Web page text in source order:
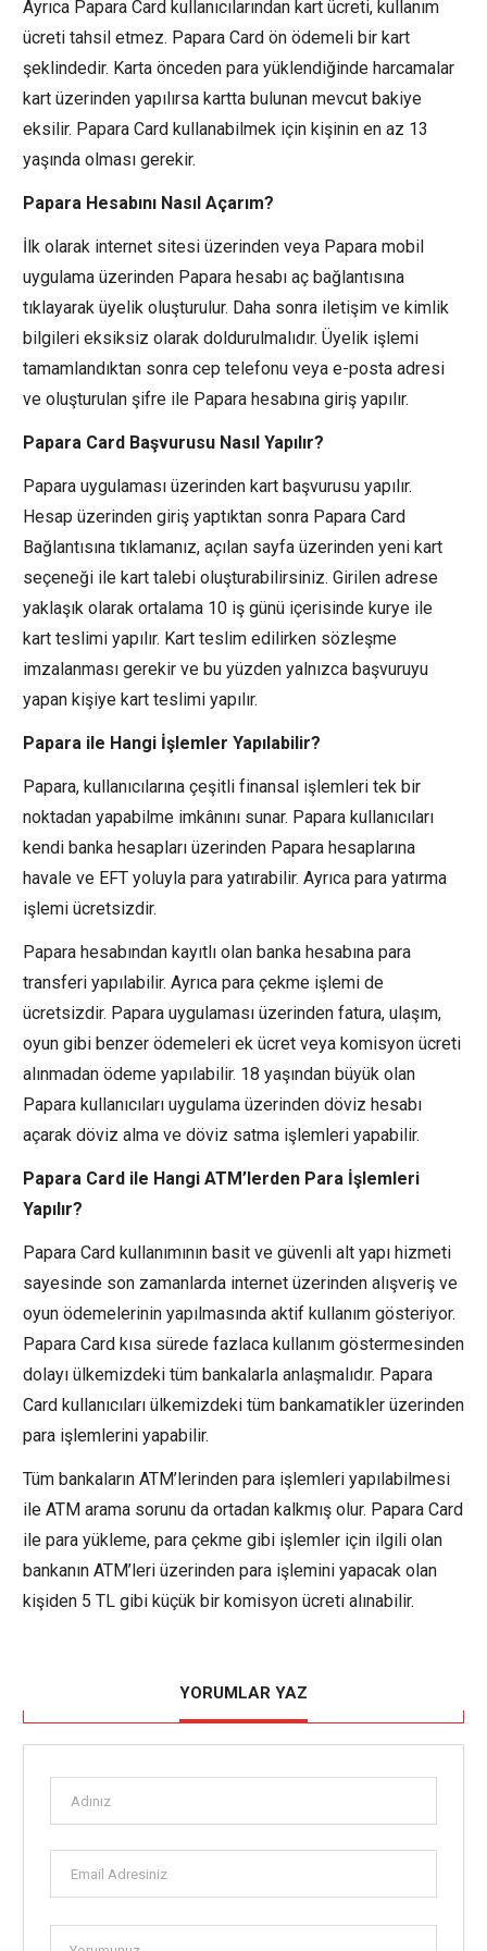
Ayrıca Papara Card kullanıcılarından kart ücreti, kullanım
ücreti tahsil etmez. Papara Card ön ödemeli bir kart
şeklindedir. Karta önceden para yüklendiğinde harcamalar
kart üzerinden yapılırsa kartta bulunan mevcut bakiye
eksilir. Papara Card kullanabilmek için kişinin en az 13
yaşında olması gerekir.
Papara Hesabını Nasıl Açarım?
İlk olarak internet sitesi üzerinden veya Papara mobil
uygulama üzerinden Papara hesabı aç bağlantısına
tıklayarak üyelik oluşturulur. Daha sonra iletişim ve kimlik
bilgileri eksiksiz olarak doldurulmalıdır. Üyelik işlemi
tamamlandıktan sonra cep telefonu veya e-posta adresi
ve oluşturulan şifre ile Papara hesabına giriş yapılır.
Papara Card Başvurusu Nasıl Yapılır?
Papara uygulaması üzerinden kart başvurusu yapılır.
Hesap üzerinden giriş yaptıktan sonra Papara Card
Bağlantısına tıklamanız, açılan sayfa üzerinden yeni kart
seçeneği ile kart talebi oluşturabilirsiniz. Girilen adrese
yaklaşık olarak ortalama 10 iş günü içerisinde kurye ile
kart teslimi yapılır. Kart teslim edilirken sözleşme
imzalanması gerekir ve bu yüzden yalnızca başvuruyu
yapan kişiye kart teslimi yapılır.
Papara ile Hangi İşlemler Yapılabilir?
Papara, kullanıcılarına çeşitli finansal işlemleri tek bir
noktadan yapabilme imkânını sunar. Papara kullanıcıları
kendi banka hesapları üzerinden Papara hesaplarına
havale ve EFT yoluyla para yatırabilir. Ayrıca para yatırma
işlemi ücretsizdir.
Papara hesabından kayıtlı olan banka hesabına para
transferi yapılabilir. Ayrıca para çekme işlemi de
ücretsizdir. Papara uygulaması üzerinden fatura, ulaşım,
oyun gibi benzer ödemeleri ek ücret veya komisyon ücreti
alınmadan ödeme yapılabilir. 18 yaşından büyük olan
Papara kullanıcıları uygulama üzerinden döviz hesabı
açarak döviz alma ve döviz satma işlemleri yapabilir.
Papara Card ile Hangi ATM’lerden Para İşlemleri
Yapılır?
Papara Card kullanımının basit ve güvenli alt yapı hizmeti
sayesinde son zamanlarda internet üzerinden alışveriş ve
oyun ödemelerinin yapılmasında aktif kullanım gösteriyor.
Papara Card kısa sürede fazlaca kullanım göstermesinden
dolayı ülkemizdeki tüm bankalarla anlaşmalıdır. Papara
Card kullanıcıları ülkemizdeki tüm bankamatikler üzerinden
para işlemlerini yapabilir.
Tüm bankaların ATM’lerinden para işlemleri yapılabilmesi
ile ATM arama sorunu da ortadan kalkmış olur. Papara Card
ile para yükleme, para çekme gibi işlemler için ilgili olan
bankanın ATM’leri üzerinden para işlemini yapacak olan
kişiden 5 TL gibi küçük bir komisyon ücreti alınabilir.
YORUMLAR YAZ